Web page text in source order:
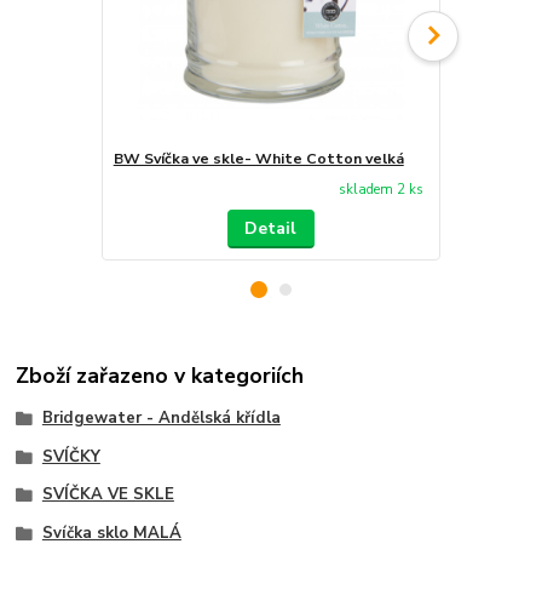
BW Svíčka ve skle- White Cotton velká
skladem 2 ks
Detail
Zboží zařazeno v kategoriích
Bridgewater - Andělská křídla
SVÍČKY
SVÍČKA VE SKLE
Svíčka sklo MALÁ